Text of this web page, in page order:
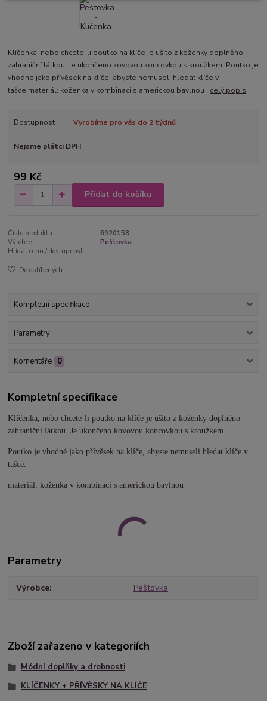
Klíčenka, nebo chcete-li poutko na klíče je ušito z koženky doplněno
zahraniční látkou. Je ukončeno kovovou koncovkou s kroužkem. Poutko je
vhodné jako přívěsek na klíče, abyste nemuseli hledat klíče v
tašce.materiál: koženka v kombinaci s americkou bavlnou celý popis
Dostupnost Vyrobíme pro vás do 2 týdnů
Nejsme plátci DPH
99 Kč
Přidat do košíku
Číslo produktu:
6920158
Výrobce:
Peštovka
Hlídat cenu / dostupnost
Do oblíbených
Kompletní specifikace
Parametry
Komentáře 0
Kompletní specifikace
Klíčenka, nebo chcete-li poutko na klíče je ušito z koženky doplněno
zahraniční látkou. Je ukončeno kovovou koncovkou s kroužkem.
Poutko je vhodné jako přívěsek na klíče, abyste nemuseli hledat klíče v
tašce.
materiál: koženka v kombinaci s americkou bavlnou
Parametry
Výrobce Peštovka
Zboží zařazeno v kategoriích
Módní doplňky a drobnosti
KLÍČENKY + PŘÍVĚSKY NA KLÍČE